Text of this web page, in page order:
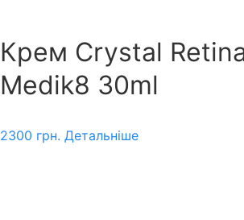
Крем Crystal
Medik8 30ml
2300 грн. Детальніше